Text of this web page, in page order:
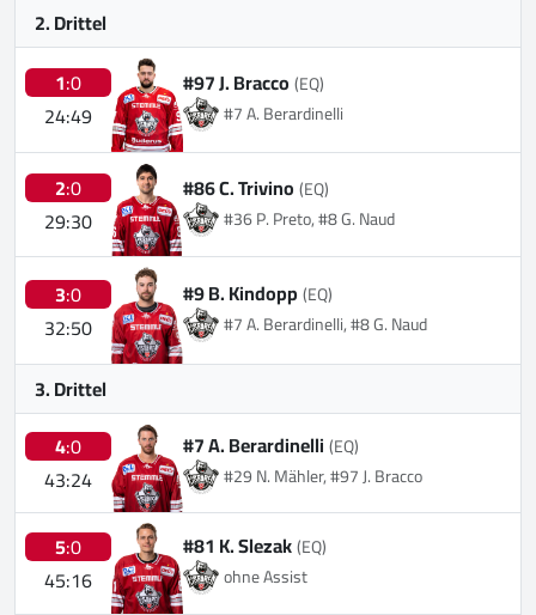
2. Drittel
1:0
24:49
#97 J. Bracco(EQ)
#7 A. Berardinelli
2:0
29:30
#86 C. Trivino(EQ)
#36 P. Preto, #8 G. Naud
3:0
32:50
#9 B. Kindopp(EQ)
#7 A. Berardinelli, #8 G. Naud
3. Drittel
4:0
43:24
#7 A. Berardinelli(EQ)
#29 N. Mähler, #97 J. Bracco
5:0
45:16
#81 K. Slezak(EQ)
ohne Assist